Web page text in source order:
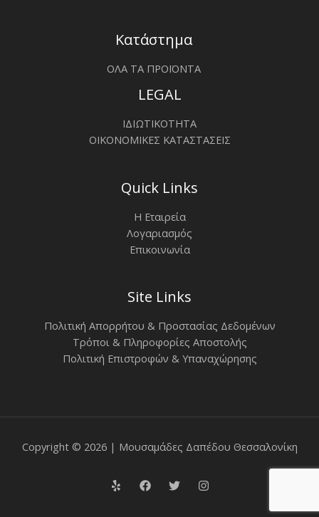
Κατάστημα
ΟΛΑ ΤΑ ΠΡΟΪΟΝΤΑ
LEGAL
ΙΔΙΩΤΙΚΟΤΗΤΑ
ΟΙΚΟΝΟΜΙΚΕΣ ΚΑΤΑΣΤΑΣΕΙΣ
Quick Links
Η Εταιρεία
Λογαριασμός
Επικοινωνία
Site Links
Πολιτική Απορρήτου & Προστασίας Δεδομένων
Τρόποι & Πληροφορίες Αποστολής
Πολιτική Επιστροφών & Υπαναχώρησης
Copyright © 2026 | Μουσαμάδες Δαπέδου Θεσσαλονίκη